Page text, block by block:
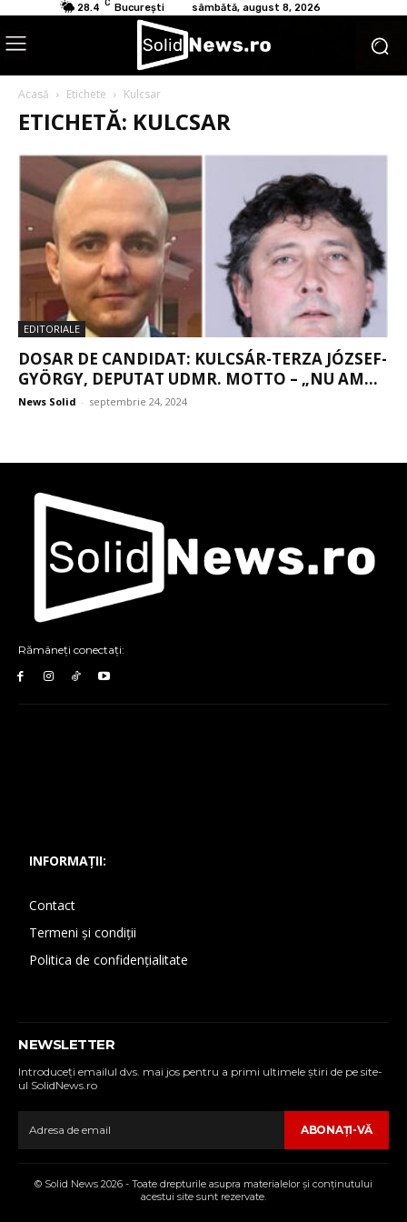
28.4 C București sâmbătă, august 8, 2026
Acasă Etichete Kulcsar
ETICHETĂ: KULCSAR
EDITORIALE
DOSAR DE CANDIDAT: KULCSÁR-TERZA JÓZSEF-
GYÖRGY, DEPUTAT UDMR. MOTTO – „NU AM...
News Solid - septembrie 24, 2024
Rămâneți conectați:
INFORMAȚII:
Contact
Termeni și condiții
Politica de confidențialitate
NEWSLETTER
Introduceţi emailul dvs. mai jos pentru a primi ultimele ştiri de pe site-
ul SolidNews.ro
ABONAŢI-VĂ
© Solid News 2026 - Toate drepturile asupra materialelor şi conţinutului
acestui site sunt rezervate.